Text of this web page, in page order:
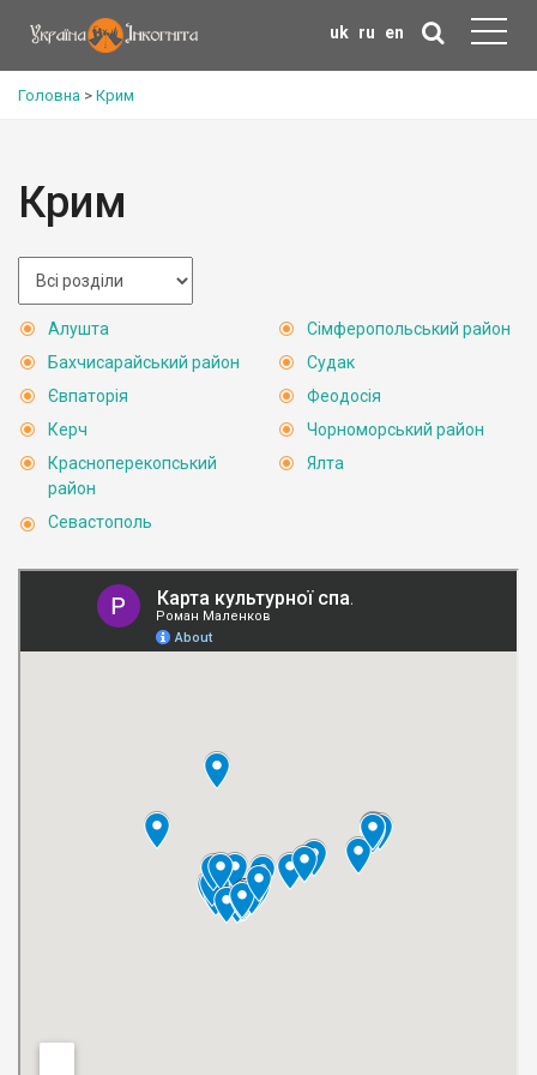
uk ru en
Головна > Крим
Крим
Алушта
Бахчисарайський район
Євпаторія
Керч
Красноперекопський
район
Севастополь
Сімферопольський район
Судак
Феодосія
Чорноморський район
Ялта